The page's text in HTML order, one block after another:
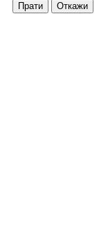
Прати Откажи